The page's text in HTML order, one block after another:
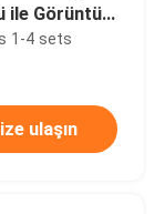
ile Görüntü
50HZ
1-4 sets
ulaşın